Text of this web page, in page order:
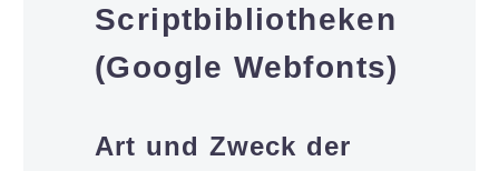
Scriptbibliotheken
(Google Webfonts)
Art und Zweck der